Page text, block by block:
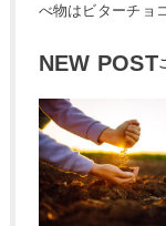
べ物はビターチョ
NEW POST